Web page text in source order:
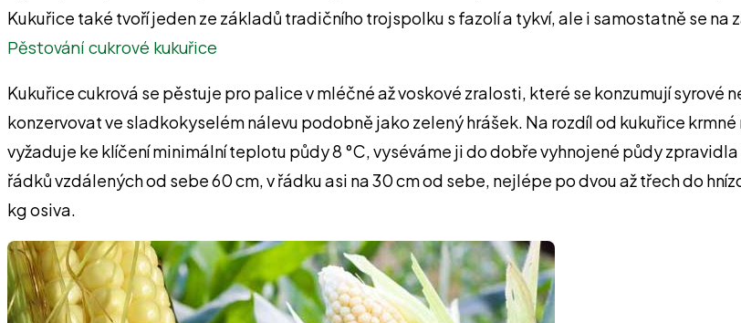
Kukuřice také tvoří jeden ze základů tradičního trojspolku s fazolí a tykví, ale i samostatně se na
Pěstování cukrové kukuřice
Kukuřice cukrová se pěstuje pro palice v mléčné až voskové zralosti, které se konzumují syrové
konzervovat ve sladkokyselém nálevu podobně jako zelený hrášek. Na rozdíl od kukuřice
vyžaduje ke klíčení minimální teplotu půdy 8 °C, vyséváme ji do dobře vyhnojené půdy
řádků vzdálených od sebe 60 cm, v řádku asi na 30 cm od sebe, nejlépe po dvou až třech do
kg osiva.